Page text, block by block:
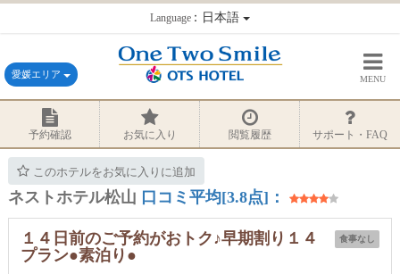
Language：日本語
愛媛エリア MENU
予約確認 お気に入り 閲覧履歴 サポート・FAQ
このホテルをお気に入りに追加
ネストホテル松山 口コミ平均[3.8点]：
食事なし
１４日前のご予約がおトク♪早期割り１４
プラン●素泊り●